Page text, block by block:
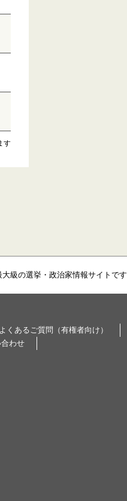
す
級の選挙・政治家情報サイトです
よくあるご質問（有権者向け）
わせ